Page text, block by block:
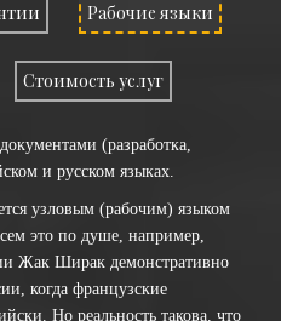
Рабочие языки
Стоимость услуг
(разработка,
и русском языках.
узловым (рабочим) языком
это по душе, например,
Жак Ширак демонстративно
когда французские
Но реальность такова, что